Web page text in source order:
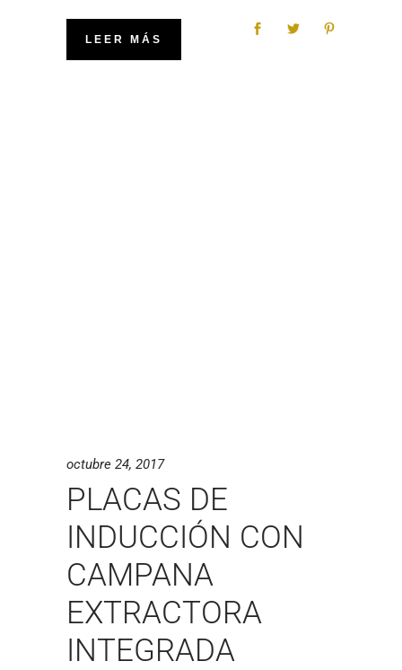
LEER MÁS
octubre 24, 2017
PLACAS DE
INDUCCIÓN CON
CAMPANA
EXTRACTORA
INTEGRADA